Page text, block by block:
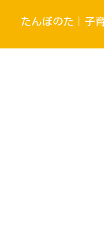
たんぼのた｜子